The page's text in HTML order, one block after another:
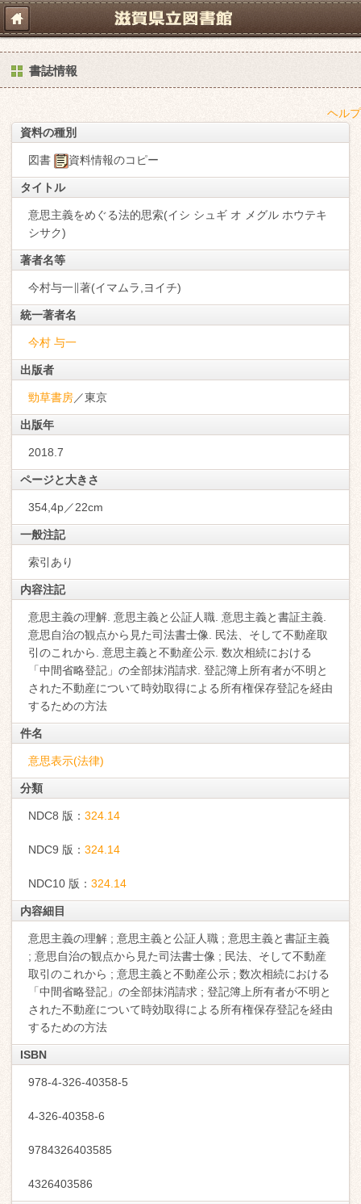
書誌情報
ヘルプ
資料の種別
図書 資料情報のコピー
タイトル
意思主義をめぐる法的思索(イシ シュギ オ メグル ホウテキ
シサク)
著者名等
今村与一∥著(イマムラ,ヨイチ)
統一著者名
今村 与一
出版者
勁草書房／東京
出版年
2018.7
ページと大きさ
354,4p／22cm
一般注記
索引あり
内容注記
意思主義の理解. 意思主義と公証人職. 意思主義と書証主義.
意思自治の観点から見た司法書士像. 民法、そして不動産取
引のこれから. 意思主義と不動産公示. 数次相続における
「中間省略登記」の全部抹消請求. 登記簿上所有者が不明と
された不動産について時効取得による所有権保存登記を経由
するための方法
件名
意思表示(法律)
分類
NDC8 版： 324.14
NDC9 版： 324.14
NDC10 版： 324.14
内容細目
意思主義の理解 ; 意思主義と公証人職 ; 意思主義と書証主義
; 意思自治の観点から見た司法書士像 ; 民法、そして不動産
取引のこれから ; 意思主義と不動産公示 ; 数次相続における
「中間省略登記」の全部抹消請求 ; 登記簿上所有者が不明と
された不動産について時効取得による所有権保存登記を経由
するための方法
ISBN
978-4-326-40358-5
4-326-40358-6
9784326403585
4326403586